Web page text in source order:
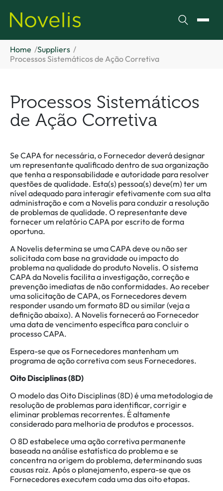
Pesquisar
Home
Suppliers
Processos Sistemáticos de Ação Corretiva
Processos Sistemáticos
de Ação Corretiva
Se CAPA for necessária, o Fornecedor deverá designar
um representante qualificado dentro de sua organização
que tenha a responsabilidade e autoridade para resolver
questões de qualidade. Esta(s) pessoa(s) deve(m) ter um
nível adequado para interagir efetivamente com sua alta
administração e com a Novelis para conduzir a resolução
de problemas de qualidade. O representante deve
fornecer um relatório CAPA por escrito de forma
oportuna.
A Novelis determina se uma CAPA deve ou não ser
solicitada com base na gravidade ou impacto do
problema na qualidade do produto Novelis. O sistema
CAPA da Novelis facilita a investigação, correção e
prevenção imediatas de não conformidades. Ao receber
uma solicitação de CAPA, os Fornecedores devem
responder usando um formato 8D ou similar (veja a
definição abaixo). A Novelis fornecerá ao Fornecedor
uma data de vencimento específica para concluir o
processo CAPA.
Espera-se que os Fornecedores mantenham um
programa de ação corretiva com seus Fornecedores.
Oito Disciplinas (8D)
O modelo das Oito Disciplinas (8D) é uma metodologia de
resolução de problemas para identificar, corrigir e
eliminar problemas recorrentes. É altamente
considerado para melhoria de produtos e processos.
O 8D estabelece uma ação corretiva permanente
baseada na análise estatística do problema e se
concentra na origem do problema, determinando suas
causas raiz. Após o planejamento, espera-se que os
Fornecedores executem cada uma das oito etapas.